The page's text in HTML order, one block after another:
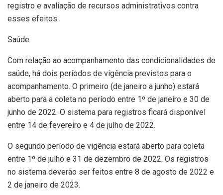
registro e avaliação de recursos administrativos contra
esses efeitos.
Saúde
Com relação ao acompanhamento das condicionalidades de
saúde, há dois períodos de vigência previstos para o
acompanhamento. O primeiro (de janeiro a junho) estará
aberto para a coleta no período entre 1º de janeiro e 30 de
junho de 2022. O sistema para registros ficará disponível
entre 14 de fevereiro e 4 de julho de 2022.
O segundo período de vigência estará aberto para coleta
entre 1º de julho e 31 de dezembro de 2022. Os registros
no sistema deverão ser feitos entre 8 de agosto de 2022 e
2 de janeiro de 2023.